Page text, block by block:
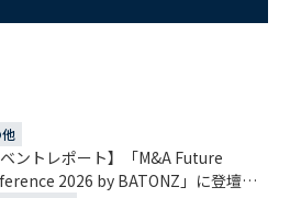
ベントレポート】「M&A Future
2026 by BATONZ」に登壇｜